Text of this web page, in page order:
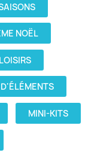
NOËL
MINI-KITS